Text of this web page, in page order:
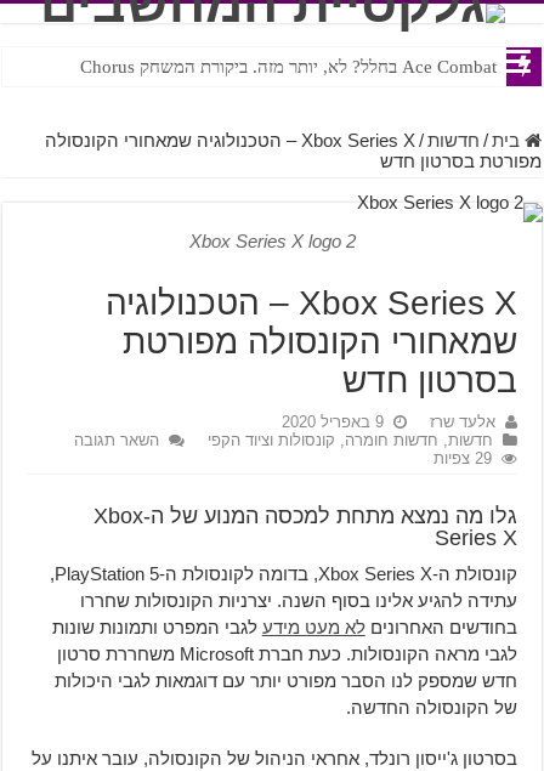
Ace Combat בחלל? לא, יותר מזה. ביקורת המשחק Chorus
Steven Universe והשירים שתורגמו בצורה נוראית לעברית
בית / חדשות /
Xbox Series X – הטכנולוגיה שמאחורי הקונסולה
מפורטת בסרטון חדש
Xbox Series X logo 2
Xbox Series X – הטכנולוגיה
שמאחורי הקונסולה מפורטת
בסרטון חדש
אלעד שרז
9 באפריל 2020
חדשות, חדשות חומרה, קונסולות וציוד הקפי
השאר תגובה
29 צפיות
גלו מה נמצא מתחת למכסה המנוע של ה-Xbox
Series X
קונסולת ה-Xbox Series X, בדומה לקונסולת ה-PlayStation 5,
עתידה להגיע אלינו בסוף השנה. יצרניות הקונסולות שחררו
בחודשים האחרונים לא מעט מידעלגבי המפרט ותמונות שונות
לגבי מראה הקונסולות. כעת חברת Microsoft משחררת סרטון
חדש שמספק לנו הסבר מפורט יותר עם דוגמאות לגבי היכולות
של הקונסולה החדשה.
בסרטון ג'ייסון רונלד, אחראי הניהול של הקונסולה, עובר איתנו על